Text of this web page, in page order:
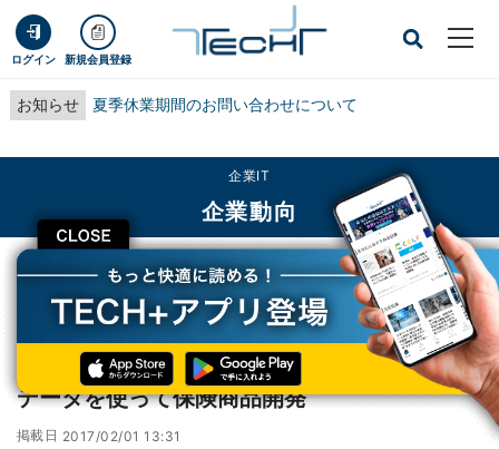
ログイン 新規会員登録
お知らせ 夏季休業期間のお問い合わせについて
CLOSE
企業IT
企業動向
TECH+ 企業IT
企業動向
ソニー損保、「Yahoo!カーナビ」の運転特性データを使って保険商品開発
ソニー損保、「Yahoo!カーナビ」の運転特性
データを使って保険商品開発
掲載日 2017/02/01 13:31